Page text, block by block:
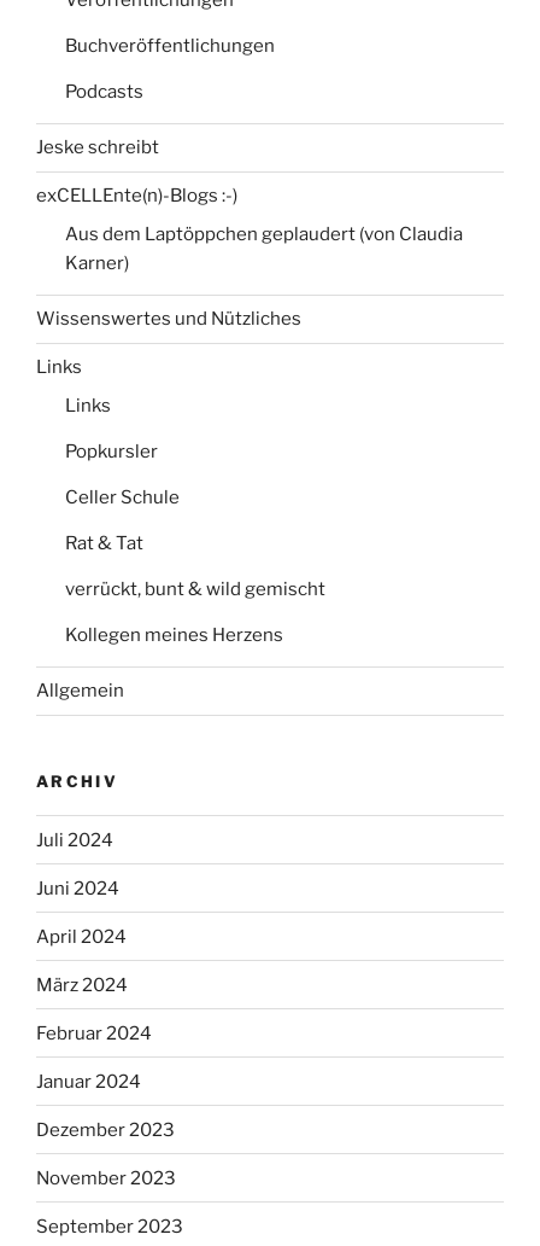
Buchveröffentlichungen
Podcasts
Jeske schreibt
exCELLEnte(n)-Blogs :-)
Aus dem Laptöppchen geplaudert (von Claudia
Karner)
Wissenswertes und Nützliches
Links
Links
Popkursler
Celler Schule
Rat & Tat
verrückt, bunt & wild gemischt
Kollegen meines Herzens
Allgemein
ARCHIV
Juli 2024
Juni 2024
April 2024
März 2024
Februar 2024
Januar 2024
Dezember 2023
November 2023
September 2023